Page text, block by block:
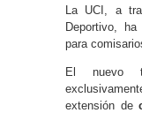
La UCI, a
Deportivo,
para
El nuevo
extensión de